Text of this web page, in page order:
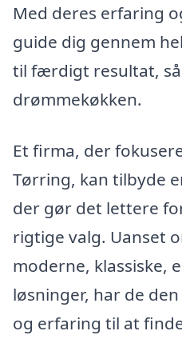
Med deres erfaring
guide dig gennem
til færdigt resultat,
drømmekøkken.
Et firma, der
Tørring, kan tilbyde
der gør det lettere
rigtige valg. Uanset
moderne, klassiske,
løsninger, har de
og erfaring til at